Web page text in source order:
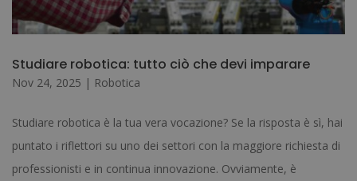
Studiare robotica: tutto ciò che devi imparare
Nov 24, 2025 | Robotica
Studiare robotica è la tua vera vocazione? Se la risposta è sì, hai
puntato i riflettori su uno dei settori con la maggiore richiesta di
professionisti e in continua innovazione. Ovviamente, è